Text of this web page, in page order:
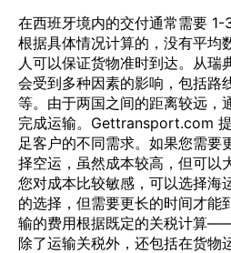
在西班牙境内的交付通常需要
根据具体情况计算的，没有平均
人可以保证货物准时到达。从瑞
会受到多种因素的影响，包括路
等。由于两国之间的距离较远，
完成运输。Gettransport.com
足客户的不同需求。如果您需要
择空运，虽然成本较高，但可以
您对成本比较敏感，可以选择海
的选择，但需要更长的时间才能
输的费用根据既定的关税计算
除了运输关税外，还包括在货物